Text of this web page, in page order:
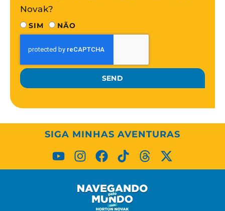
Novak?
SIM NÃO
SEND
SIGA MINHAS AVENTURAS